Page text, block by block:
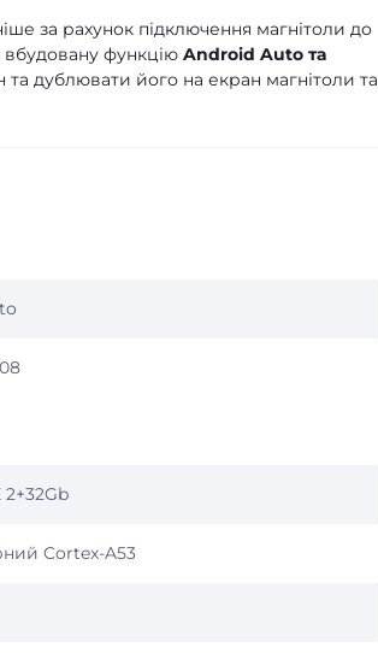
за рахунок підключення магнітоли до
функцію Android Auto та
дублювати його на екран магнітоли та
Cortex-A53